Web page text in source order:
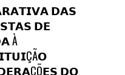
𝗗𝗔𝗦
𝗗𝗘
À
𝗗𝗢